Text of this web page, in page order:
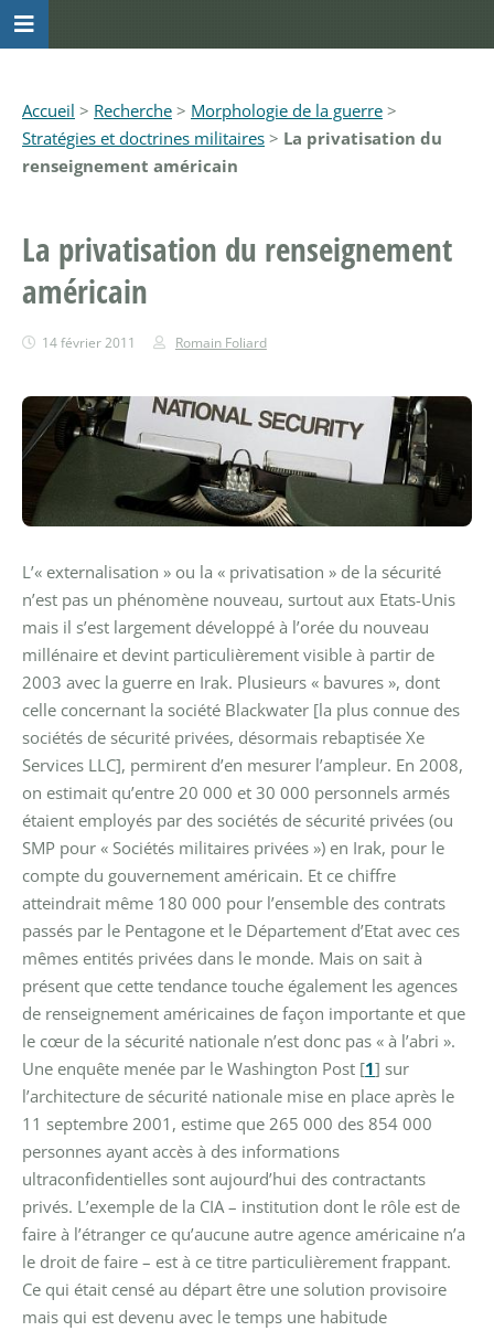
Accueil > Recherche > Morphologie de la guerre >
Stratégies et doctrines militaires > La privatisation du
renseignement américain
La privatisation du renseignement
américain
14 février 2011 Romain Foliard
L’« externalisation » ou la « privatisation » de la sécurité
n’est pas un phénomène nouveau, surtout aux Etats-Unis
mais il s’est largement développé à l’orée du nouveau
millénaire et devint particulièrement visible à partir de
2003 avec la guerre en Irak. Plusieurs « bavures », dont
celle concernant la société Blackwater [la plus connue des
sociétés de sécurité privées, désormais rebaptisée Xe
Services LLC], permirent d’en mesurer l’ampleur. En 2008,
on estimait qu’entre 20 000 et 30 000 personnels armés
étaient employés par des sociétés de sécurité privées (ou
SMP pour « Sociétés militaires privées ») en Irak, pour le
compte du gouvernement américain. Et ce chiffre
atteindrait même 180 000 pour l’ensemble des contrats
passés par le Pentagone et le Département d’Etat avec ces
mêmes entités privées dans le monde. Mais on sait à
présent que cette tendance touche également les agences
de renseignement américaines de façon importante et que
le cœur de la sécurité nationale n’est donc pas « à l’abri ».
Une enquête menée par le Washington Post [1] sur
l’architecture de sécurité nationale mise en place après le
11 septembre 2001, estime que 265 000 des 854 000
personnes ayant accès à des informations
ultraconfidentielles sont aujourd’hui des contractants
privés. L’exemple de la CIA – institution dont le rôle est de
faire à l’étranger ce qu’aucune autre agence américaine n’a
le droit de faire – est à ce titre particulièrement frappant.
Ce qui était censé au départ être une solution provisoire
mais qui est devenu avec le temps une habitude